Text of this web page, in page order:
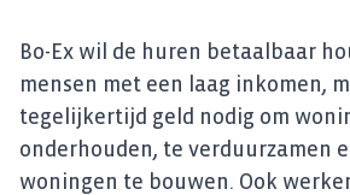
Bo-Ex wil de huren betaalbaar
mensen met een laag inkomen,
tegelijkertijd geld nodig om
onderhouden, te verduurzamen
woningen te bouwen. Ook